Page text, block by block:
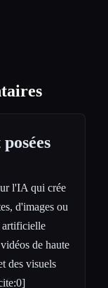
l'IA qui crée
d'images ou
artificielle
de haute
des visuels